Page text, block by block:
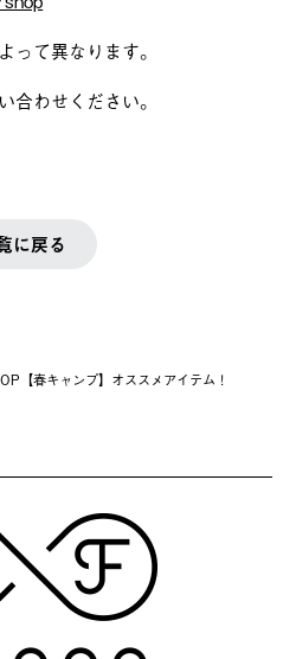
て異なります。
わせください。
に戻る
【春キャンプ】オススメアイテム！